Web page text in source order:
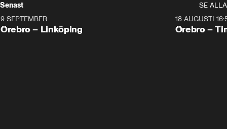
Senast
SE ALLA
Plus
9 SEPTEMBER
Örebro – Linköping
Plus
18 AUGUSTI
Örebro –